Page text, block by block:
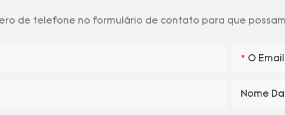
de telefone no formulário de contato para que
O Email
Nome